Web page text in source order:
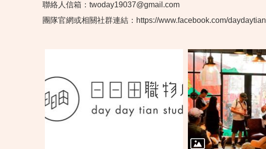
聯絡人信箱：twoday19037@gmail.com
團隊官網或相關社群連結：https://www.facebook.com/daydaytian